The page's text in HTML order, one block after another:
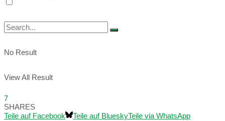
No Result
View All Result
7
SHARES
Teile auf Facebook
Teile auf BlueskyTeile via WhatsApp